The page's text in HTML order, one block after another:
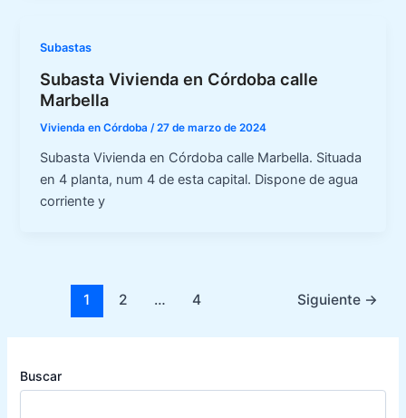
Subastas
Subasta Vivienda en Córdoba calle
Marbella
Vivienda en Córdoba/27 de marzo de 2024
Subasta Vivienda en Córdoba calle Marbella. Situada
en 4 planta, num 4 de esta capital. Dispone de agua
corriente y
1 2 … 4 Siguiente →
Buscar